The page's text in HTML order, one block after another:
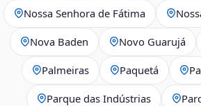
Nossa Senhora de Fátima
Nova Baden Novo Guarujá
Palmeiras Paquetá
Parque das Indústrias